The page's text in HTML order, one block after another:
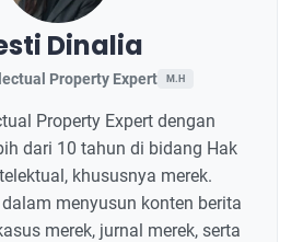
Dinalia
Property Expert M.H
Property Expert dengan
dari 10 tahun di bidang Hak
khususnya merek.
menyusun konten berita
merek, jurnal merek, serta